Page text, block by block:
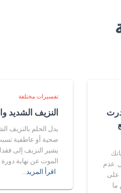
عدم
على
ما
تفسيرات مختلفة
النزيف الشديد
يدل الحلم بالنزيف
صحية أو عاطفية
يشير النزيف إلى
الموت عن نهاية
اقرأ المزيد…